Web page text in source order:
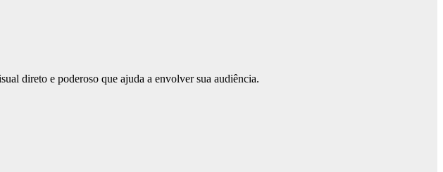
direto e poderoso que ajuda a envolver sua audiência.